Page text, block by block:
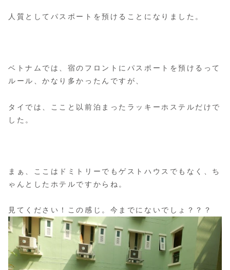
人質としてパスポートを預けることになりました。
ベトナムでは、宿のフロントにパスポートを預けるって
ルール、かなり多かったんですが、
タイでは、ここと以前泊まったラッキーホステルだけで
した。
まぁ、ここはドミトリーでもゲストハウスでもなく、ち
ゃんとしたホテルですからね。
見てください！この感じ。今までにないでしょ？？？